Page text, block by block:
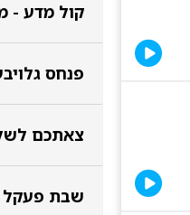
קול מדע -
פנחס
צאתכם
שבת פעקל